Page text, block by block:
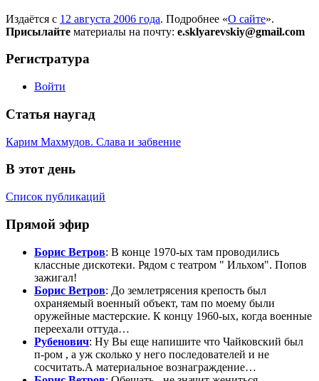
Издаётся с 12 августа 2006 года. Подробнее «О сайте».
Присылайте материалы на почту: e.sklyarevskiy@gmail.com
Регистратура
Войти
Статья наугад
Карим Махмудов. Слава и забвение
В этот день
Список публикаций
Прямой эфир
Борис Ветров: В конце 1970-ых там проводились
классные дискотеки. Рядом с театром " Ильхом". Попов
зажигал!
Борис Ветров: До землетрясения крепость был
охраняемый военный объект, там по моему были
оружейные мастерские. К концу 1960-ых, когда военные
переехали оттуда…
Рубенович: Ну Вы еще напишите что Чайковский был
п-ром , а уж сколько у него последователей и не
сосчитать.А материальное вознаграждение…